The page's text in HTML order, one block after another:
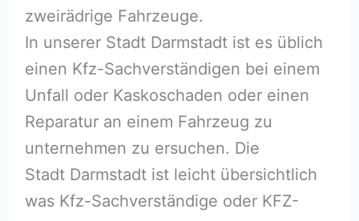
zweirädrige Fahrzeuge.
In unserer Stadt Darmstadt ist es üblich
einen Kfz-Sachverständigen bei einem
Unfall oder Kaskoschaden oder einen
Reparatur an einem Fahrzeug zu
unternehmen zu ersuchen. Die
Stadt Darmstadt ist leicht übersichtlich
was Kfz-Sachverständige oder KFZ-